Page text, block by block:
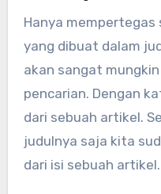
Hanya
yang dibuat dalam
akan sangat
pencarian. Dengan
dari sebuah artikel.
judulnya saja kita
dari isi sebuah artikel.